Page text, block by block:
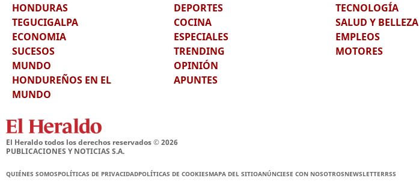
HONDURAS
TEGUCIGALPA
ECONOMIA
SUCESOS
MUNDO
HONDUREÑOS EN EL
MUNDO
DEPORTES
COCINA
ESPECIALES
TRENDING
OPINIÓN
APUNTES
TECNOLOGÍA
SALUD Y BELLEZA
EMPLEOS
MOTORES
El Heraldo todos los derechos reservados ©2026
PUBLICACIONES Y NOTICIAS S.A.
QUIÉNES SOMOSPOLÍTICAS DE PRIVACIDADPOLÍTICAS DE COOKIESMAPA DEL SITIOANÚNCIESE CON NOSOTROSNEWSLETTERRSS